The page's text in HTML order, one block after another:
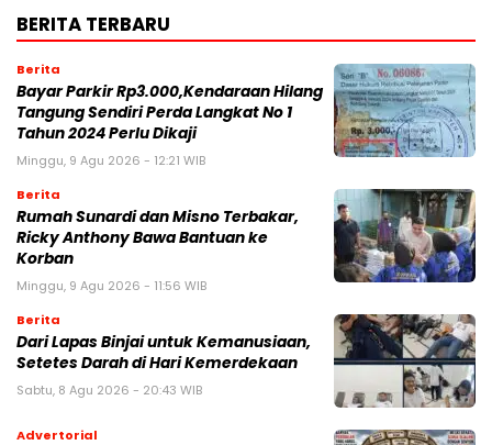
BERITA TERBARU
Berita
Bayar Parkir Rp3.000,Kendaraan Hilang
Tangung Sendiri Perda Langkat No 1
Tahun 2024 Perlu Dikaji
Minggu, 9 Agu 2026 - 12:21 WIB
Berita
Rumah Sunardi dan Misno Terbakar,
Ricky Anthony Bawa Bantuan ke
Korban
Minggu, 9 Agu 2026 - 11:56 WIB
Berita
Dari Lapas Binjai untuk Kemanusiaan,
Setetes Darah di Hari Kemerdekaan
Sabtu, 8 Agu 2026 - 20:43 WIB
Advertorial